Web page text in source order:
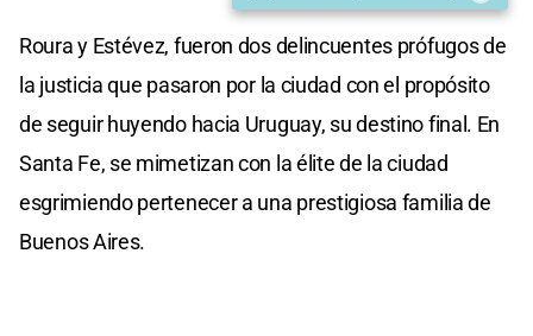
Roura y Estévez, fueron dos delincuentes prófugos de
la justicia que pasaron por la ciudad con el propósito
de seguir huyendo hacia Uruguay, su destino final. En
Santa Fe, se mimetizan con la élite de la ciudad
esgrimiendo pertenecer a una prestigiosa familia de
Buenos Aires.